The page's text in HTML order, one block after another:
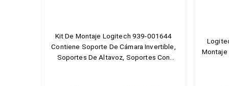
Controles de Juego para PC
Accesorios para Servidores
Kit De Montaje Logitech 939-001644
Contiene Soporte De Cámara Invertible,
Soportes De Altavoz, Soportes Con
Montaje